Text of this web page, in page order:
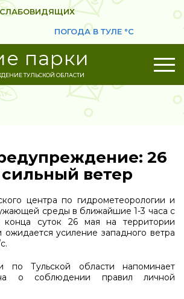
ПОГОДА В ТУЛЕ °C
парки
ТУЛЬСКОЙ ОБЛАСТИ
26
ветер
центра по гидрометеорологии и
среды в ближайшие 1-3 часа с
конца суток 26 мая на территории
ожидается усиление западного ветра
Тульской области напоминает
о соблюдении правил личной